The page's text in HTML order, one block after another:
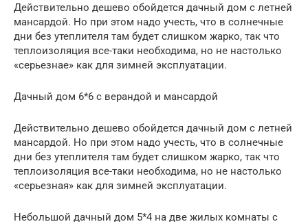
Действительно дешево обойдется дачный дом с летней
мансардой. Но при этом надо учесть, что в солнечные
дни без утеплителя там будет слишком жарко, так что
теплоизоляция все-таки необходима, но не настолько
«серьезнае» как для зимней эксплуатации.
Дачный дом 6*6 с верандой и мансардой
Действительно дешево обойдется дачный дом с летней
мансардой. Но при этом надо учесть, что в солнечные
дни без утеплителя там будет слишком жарко, так что
теплоизоляция все-таки необходима, но не настолько
«серьезная» как для зимней эксплуатации.
Небольшой дачный дом 5*4 на две жилых комнаты с